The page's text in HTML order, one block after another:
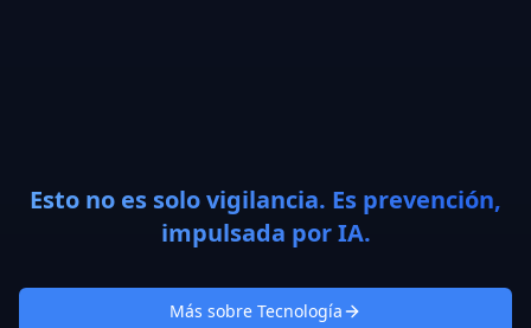
Esto no es solo vigilancia. Es prevención,
impulsada por IA.
Más sobre Tecnología